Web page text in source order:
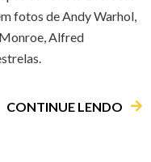
fotos de Andy Warhol,
Alfred
CONTINUE LENDO